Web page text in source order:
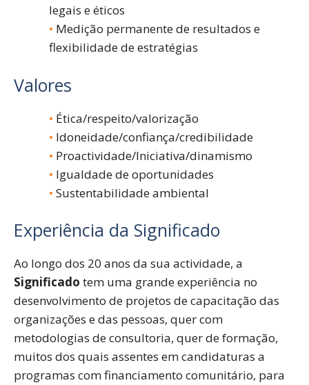
legais e éticos
Medição permanente de resultados e
flexibilidade de estratégias
Valores
Ética/respeito/valorização
Idoneidade/confiança/credibilidade
Proactividade/Iniciativa/dinamismo
Igualdade de oportunidades
Sustentabilidade ambiental
Experiência da Significado
Ao longo dos 20 anos da sua actividade, a
Significado tem uma grande experiência no
desenvolvimento de projetos de capacitação das
organizações e das pessoas, quer com
metodologias de consultoria, quer de formação,
muitos dos quais assentes em candidaturas a
programas com financiamento comunitário, para